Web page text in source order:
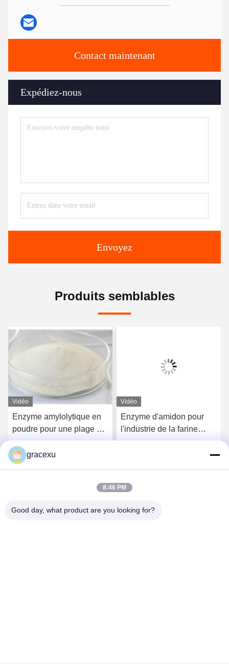
Contact maintenant
Expédiez-nous
Envoyez
Produits semblables
Vidéo
Enzyme amylolytique en
poudre pour une plage de
pH de 4,5 à 6,5 dans
divers procédés de
fabrication
Vidéo
Enzyme d'amidon pour
l'industrie de la farine
Plage de pH 4,5-6,5 et
Dose optimale déterminée
gracexu
8:46 PM
Good day, what product are you looking for?